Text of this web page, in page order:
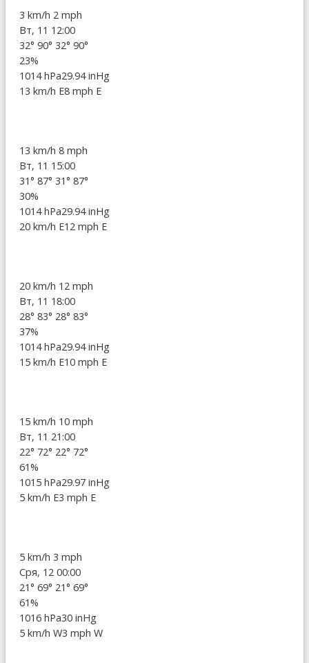
3 km/h 2 mph
Вт, 11 12:00
32° 90° 32° 90°
23%
1014 hPa29.94 inHg
13 km/h E8 mph E
13 km/h 8 mph
Вт, 11 15:00
31° 87° 31° 87°
30%
1014 hPa29.94 inHg
20 km/h E12 mph E
20 km/h 12 mph
Вт, 11 18:00
28° 83° 28° 83°
37%
1014 hPa29.94 inHg
15 km/h E10 mph E
15 km/h 10 mph
Вт, 11 21:00
22° 72° 22° 72°
61%
1015 hPa29.97 inHg
5 km/h E3 mph E
5 km/h 3 mph
Сря, 12 00:00
21° 69° 21° 69°
61%
1016 hPa30 inHg
5 km/h W3 mph W